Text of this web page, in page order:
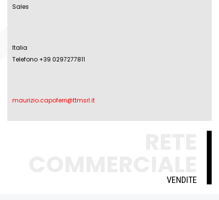
Sales
Italia
Telefono +39 0297277811
maurizio.capoferri@ttmsrl.it
VENDITE